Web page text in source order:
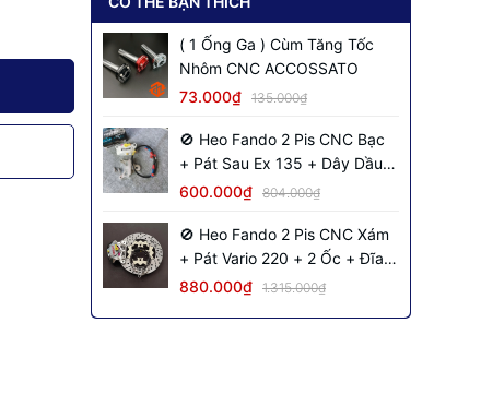
( 1 Ống Ga ) Cùm Tăng Tốc
Nhôm CNC ACCOSSATO
73.000₫ 135.000₫
🚫 Heo Fando 2 Pis CNC Bạc
+ Pát Sau Ex 135 + Dây Dầu
Đen + 2 Ốc Salaya
600.000₫ 804.000₫
🚫 Heo Fando 2 Pis CNC Xám
+ Pát Vario 220 + 2 Ốc + Đĩa
NVM S2 + Dây Dầu Đen Inox
880.000₫ 1.315.000₫